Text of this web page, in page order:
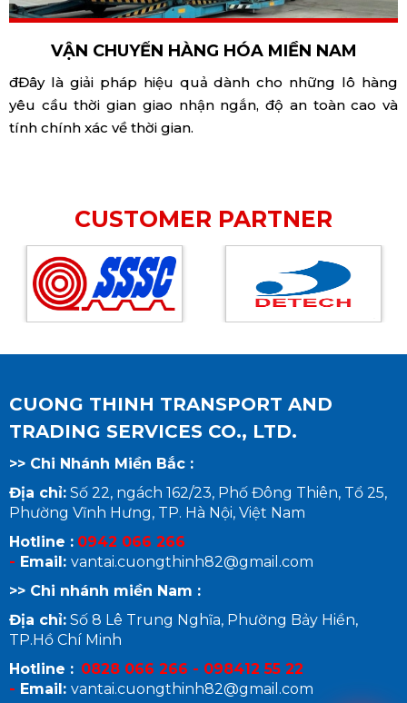
VẬN CHUYỂN HÀNG HÓA MIỀN NAM
đĐây là giải pháp hiệu quả dành cho những lô hàng
yêu cầu thời gian giao nhận ngắn, độ an toàn cao và
tính chính xác về thời gian.
CUSTOMER PARTNER
CUONG THINH TRANSPORT AND
TRADING SERVICES CO., LTD.
>> Chi Nhánh Miền Bắc :
Địa chỉ: Số 22, ngách 162/23, Phố Đông Thiên, Tổ 25,
Phường Vĩnh Hưng, TP. Hà Nội, Việt Nam
Hotline : 0942 066 266
- Email: vantai.cuongthinh82@gmail.com
>> Chi nhánh miền Nam :
Địa chỉ: Số 8 Lê Trung Nghĩa, Phường Bảy Hiền,
TP.Hồ Chí Minh
Hotline : 0828 066 266 - 098412 55 22
- Email: vantai.cuongthinh82@gmail.com